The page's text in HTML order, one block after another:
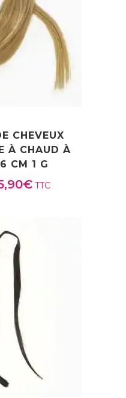
CHEVEUX
À CHAUD À
CM 1 G
€Plage
TTC